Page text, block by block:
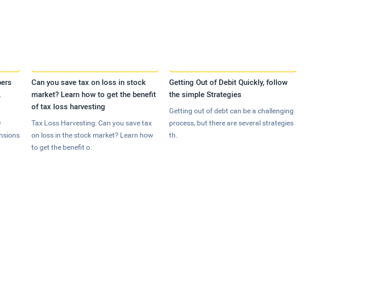
Can you save tax on loss in stock
market? Learn how to get the benefit
of tax loss harvesting
Tax Loss Harvesting: Can you save tax
on loss in the stock market? Learn how
to get the benefit o.
Getting Out of Debit Quickly, follow
the simple Strategies
Getting out of debt can be a challenging
process, but there are several strategies
th.